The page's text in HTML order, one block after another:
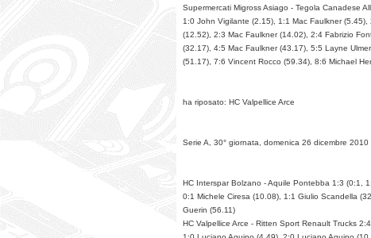
Supermercati Migross Asiago - Tegola Canadese
1:0 John Vigilante (2.15), 1:1 Mac Faulkner
(12.52), 2:3 Mac Faulkner (14.02), 2:4 Fabrizio
(32.17), 4:5 Mac Faulkner (43.17), 5:5 Layne
(51.17), 7:6 Vincent Rocco (59.34), 8:6 Michael
ha riposato: HC Valpellice Arce
Serie A, 30° giornata, domenica 26 dicembre 2010
HC Interspar Bolzano - Aquile Pontebba 1:3 (0:1,
0:1 Michele Ciresa (10.08), 1:1 Giulio Scandella
Guerin (56.11)
HC Valpellice Arce - Ritten Sport Renault Trucks